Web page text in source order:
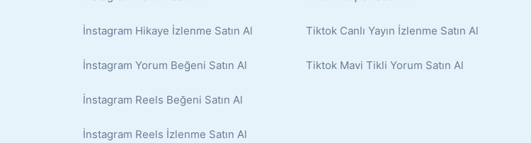
İnstagram Hikaye İzlenme Satın Al
İnstagram Yorum Beğeni Satın Al
İnstagram Reels Beğeni Satın Al
İnstagram Reels İzlenme Satın Al
Tiktok Canlı Yayın İzlenme Satın Al
Tiktok Mavi Tikli Yorum Satın Al